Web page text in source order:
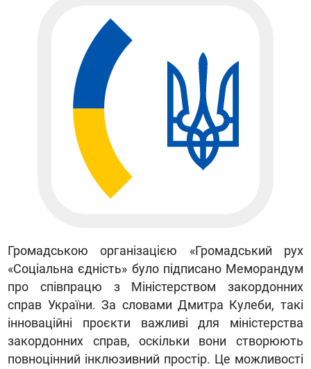
Громадською організацією «Громадський рух
«Соціальна єдність» було підписано Меморандум
про співпрацю з Міністерством закордонних
справ України. За словами Дмитра Кулеби, такі
інноваційні проєкти важливі для міністерства
закордонних справ, оскільки вони створюють
повноцінний інклюзивний простір. Це можливості